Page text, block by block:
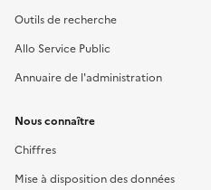
Outils de recherche
Allo Service Public
Annuaire de l'administration
Nous connaître
Chiffres
Mise à disposition des données